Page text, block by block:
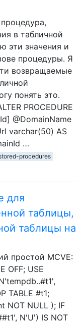
в табличной
эти значения и
процедуры. Я
возвращаемые
понять это.
PROCEDURE
@DomainName
varchar(50) AS
…
procedures
для
таблицы,
таблицы на
простой MCVE:
OFF; USE
TABLE #t1;
NOT NULL ); IF
N'U') IS NOT